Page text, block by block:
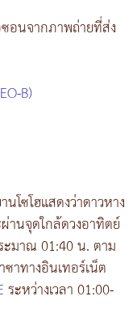
อนจากภาพถ่ายที่ส่ง
B)
โซโฮแสดงว่าดาวหาง
านจุดใกล้ดวงอาทิตย์
มาณ 01:40 น. ตาม
าทางอินเทอร์เน็ต
ระหว่างเวลา 01:00-